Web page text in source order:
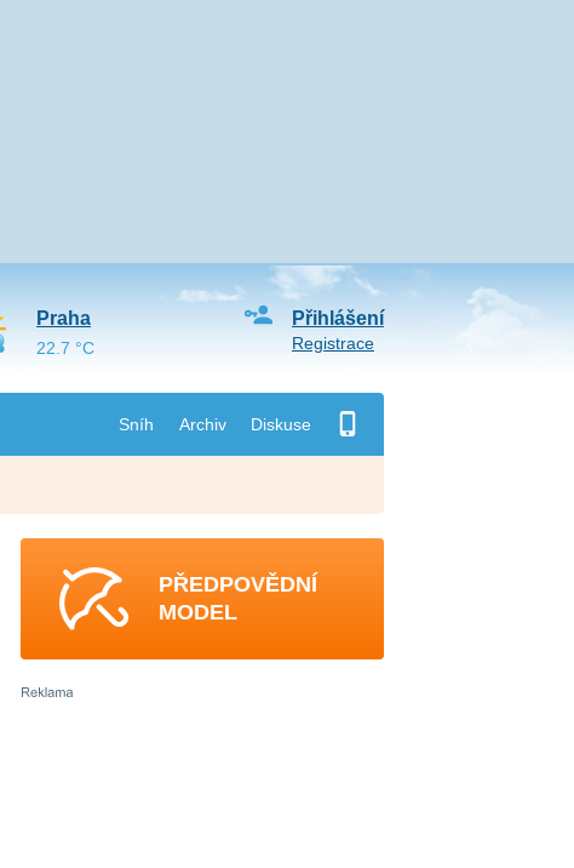
Sníh Archiv Diskuse
Přihlášení
Registrace
Praha
22.7 °C
PŘEDPOVĚDNÍ
MODEL